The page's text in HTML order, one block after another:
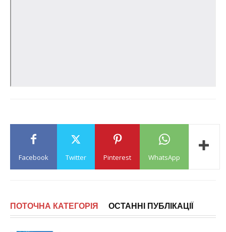
Facebook Twitter Pinterest WhatsApp
ПОТОЧНА КАТЕГОРІЯ ОСТАННІ ПУБЛІКАЦІЇ